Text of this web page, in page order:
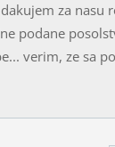
za nasu
podane
verim, ze sa